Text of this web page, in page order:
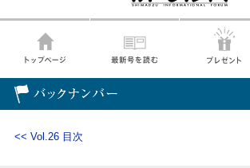
<< Vol.26 目次